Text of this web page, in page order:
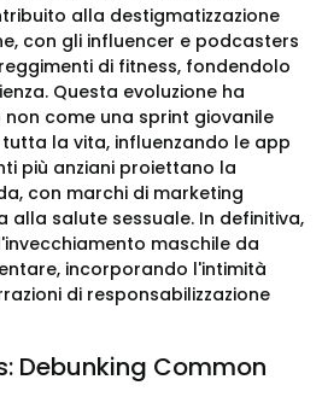
alla destigmatizzazione
con gli influencer e podcasters
di fitness, fondendolo
Questa evoluzione ha
come una sprint giovanile
la vita, influenzando le app
più anziani proiettano la
con marchi di marketing
alla salute sessuale. In definitiva,
maschile da
incorporando l'intimità
di responsabilizzazione
Debunking Common